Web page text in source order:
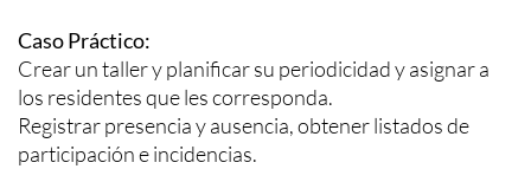
Caso Práctico:
Crear un taller y planificar su periodicidad y asignar a
los residentes que les corresponda.
Registrar presencia y ausencia, obtener listados de
participación e incidencias.